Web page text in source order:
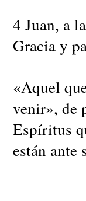
4 Juan, a
Gracia y
«Aquel
venir», de
Espíritus
están ante